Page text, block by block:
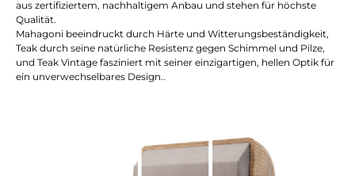
aus zertifiziertem, nachhaltigem Anbau und stehen für höchste
Qualität.
Mahagoni beeindruckt durch Härte und Witterungsbeständigkeit,
Teak durch seine natürliche Resistenz gegen Schimmel und Pilze,
und Teak Vintage fasziniert mit seiner einzigartigen, hellen Optik für
ein unverwechselbares Design..